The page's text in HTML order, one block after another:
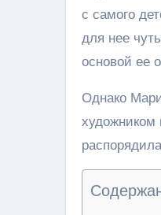
с самого
для нее
основой ее
Однако
художником